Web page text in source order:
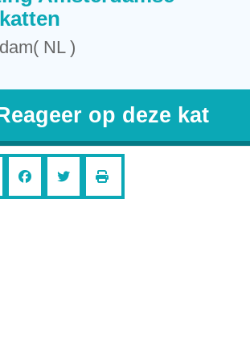
NL )
op deze kat